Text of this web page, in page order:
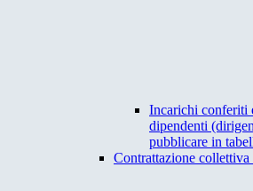
Incarichi conferiti
dipendenti
pubblicare in
Contrattazione collettiva